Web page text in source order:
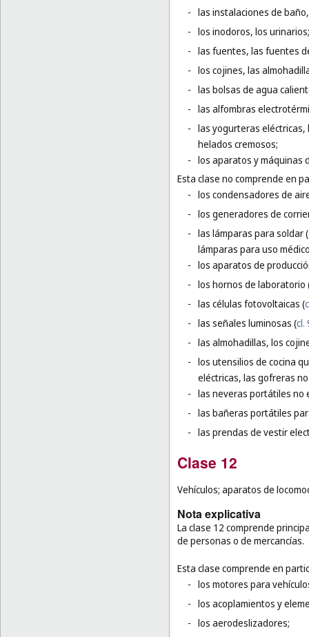
- las instalaciones de
- los inodoros, los urinarios;
- las fuentes, las fuentes
- los cojines, las
- las bolsas de agua
- las alfombras
- las yogurteras eléctricas,
helados cremosos;
- los aparatos y máquinas
Esta clase no comprende en
- los condensadores de
- los generadores de
- las lámparas para soldar (
lámparas para uso
- los aparatos de
- los hornos de laboratorio
- las células fotovoltaicas (
- las señales luminosas (cl.
- las almohadillas, los
- los utensilios de cocina
eléctricas, las gofreras
- las neveras portátiles no
- las bañeras portátiles
- las prendas de vestir
Clase 12
Vehículos; aparatos de
Nota explicativa
La clase 12 comprende
de personas o de mercancías.
Esta clase comprende en
- los motores para
- los acoplamientos y
- los aerodeslizadores;